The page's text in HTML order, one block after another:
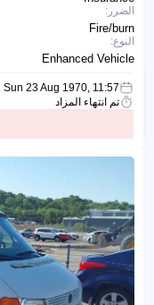
الضرر:
Fire/burn
النوع:
Enhanced Vehicle
Sun 23 Aug 1970, 11:57
تم انتهاء المزاد